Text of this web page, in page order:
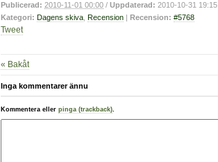
Publicerad: 2010-11-01 00:00 / Uppdaterad: 2010-10-31 19:15
Kategori: Dagens skiva Recension Recension: #5768
Tweet
« Bakåt
Inga kommentarer ännu
Kommentera eller pinga (trackback).